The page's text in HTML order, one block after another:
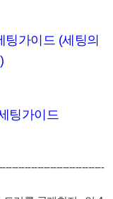
가이드 (세팅의
팅가이드